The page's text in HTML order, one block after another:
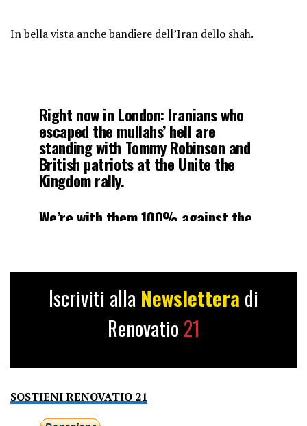
In bella vista anche bandiere dell’Iran dello shah.
Right now in London: Iranians who
escaped the mullahs’ hell are
standing with Tommy Robinson and
British patriots at the Unite the
Kingdom rally.
We’re with them 100% against the
then cries racism when we…
— Neo (@Realneo101) May 16, 2026
Iscriviti alla Newslettera di
Renovatio 21
SOSTIENI RENOVATIO 21